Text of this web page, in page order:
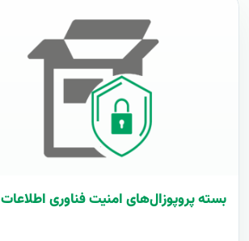
بسته پروپوزال‌های امنیت فناوری اطلاعات